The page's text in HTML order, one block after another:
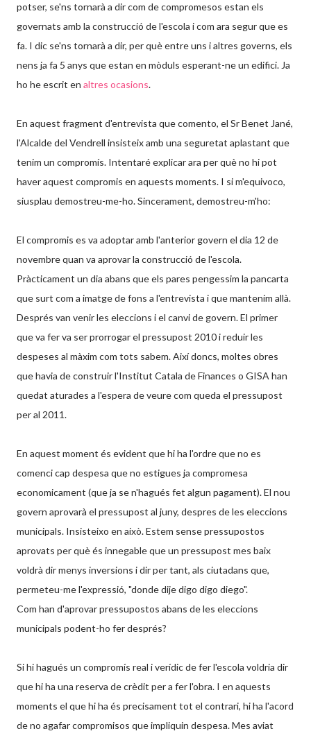
potser, se'ns tornarà a dir com de compromesos estan els
governats amb la construcció de l'escola i com ara segur que es
fa. I dic se'ns tornarà a dir, per què entre uns i altres governs, els
nens ja fa 5 anys que estan en mòduls esperant-ne un edifici. Ja
ho he escrit en altres ocasions.
En aquest fragment d'entrevista que comento, el Sr Benet Jané,
l'Alcalde del Vendrell insisteix amb una seguretat aplastant que
tenim un compromís. Intentaré explicar ara per què no hi pot
haver aquest compromis en aquests moments. I si m'equivoco,
siusplau demostreu-me-ho. Sincerament, demostreu-m'ho:
El compromis es va adoptar amb l'anterior govern el dia 12 de
novembre quan va aprovar la construcció de l'escola.
Pràcticament un dia abans que els pares pengessim la pancarta
que surt com a imatge de fons a l'entrevista i que mantenim allà.
Després van venir les eleccions i el canvi de govern. El primer
que va fer va ser prorrogar el pressupost 2010 i reduir les
despeses al màxim com tots sabem. Així doncs, moltes obres
que havia de construir l'Institut Catala de Finances o GISA han
quedat aturades a l'espera de veure com queda el pressupost
per al 2011.
En aquest moment és evident que hi ha l'ordre que no es
comenci cap despesa que no estigues ja compromesa
economicament (que ja se n'hagués fet algun pagament). El nou
govern aprovarà el pressupost al juny, despres de les eleccions
municipals. Insisteixo en això. Estem sense pressupostos
aprovats per què és innegable que un pressupost mes baix
voldrà dir menys inversions i dir per tant, als ciutadans que,
permeteu-me l'expressió, "donde dije digo digo diego".
Com han d'aprovar pressupostos abans de les eleccions
municipals podent-ho fer després?
Si hi hagués un compromís real i verídic de fer l'escola voldria dir
que hi ha una reserva de crèdit per a fer l'obra. I en aquests
moments el que hi ha és precisament tot el contrari, hi ha l'acord
de no agafar compromisos que impliquin despesa. Mes aviat